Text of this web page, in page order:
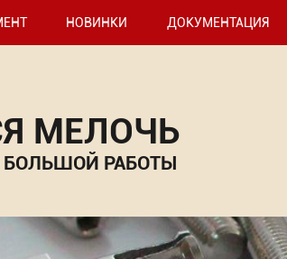
НОВИНКИ ДОКУМЕНТАЦИЯ
МЕЛОЧЬ
БОЛЬШОЙ РАБОТЫ